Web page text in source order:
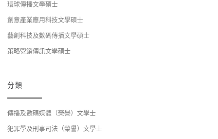
環球傳播文學碩士
創意產業應用科技文學碩士
藝創科技及數碼傳播文學碩士
策略營銷傳訊文學碩士
分類
傳播及數碼媒體（榮譽）文學士
犯罪學及刑事司法（榮譽）文學士